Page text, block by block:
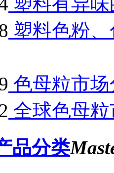
塑料色粉
色母粒市
全球色母
品分类